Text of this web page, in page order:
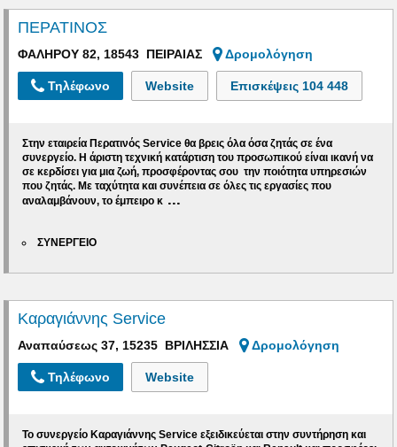
ΠΕΡΑΤΙΝΟΣ
ΦΑΛΗΡΟΥ 82, 18543 ΠΕΙΡΑΙΑΣ Δρομολόγηση
Τηλέφωνο Website Επισκέψεις 104 448
Στην εταιρεία Περατινός Service θα βρεις όλα όσα ζητάς σε ένα
συνεργείο.Η άριστη τεχνική κατάρτιση του προσωπικού είναι ικανή να
σε κερδίσει για μια ζωή, προσφέροντας σου την ποιότητα υπηρεσιών
που ζητάς. Με ταχύτητα και συνέπεια σε όλες τις εργασίες που
αναλαμβάνουν, το έμπειρο κ ...
ΣΥΝΕΡΓΕΙΟ
Καραγιάννης Service
Αναπαύσεως 37, 15235 ΒΡΙΛΗΣΣΙΑ Δρομολόγηση
Τηλέφωνο Website
Το συνεργείοΚαραγιάννης Service εξειδικεύεται στην συντήρηση και